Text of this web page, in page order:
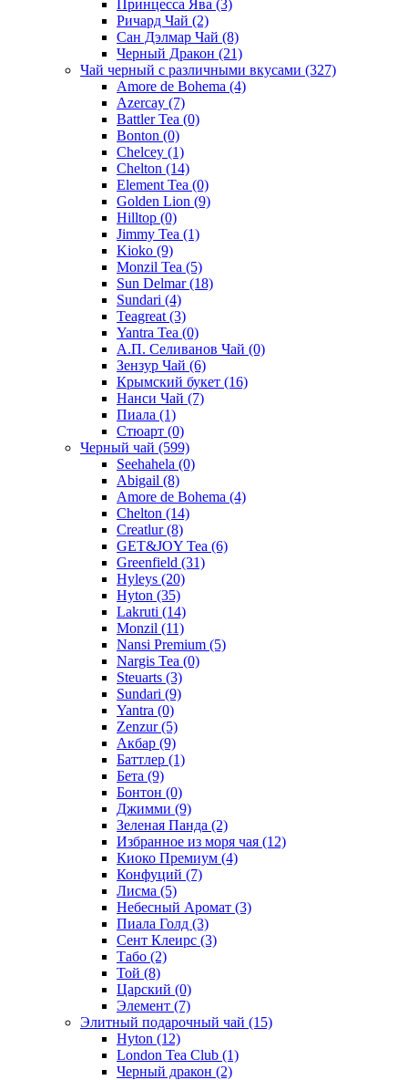
Принцесса Ява (3)
Ричард Чай (2)
Сан Дэлмар Чай (8)
Черный Дракон (21)
Чай черный с различными вкусами (327)
Amore de Bohema (4)
Azercay (7)
Battler Tea (0)
Bonton (0)
Chelcey (1)
Chelton (14)
Element Tea (0)
Golden Lion (9)
Hilltop (0)
Jimmy Tea (1)
Kioko (9)
Monzil Tea (5)
Sun Delmar(18)
Sundari (4)
Teagreat (3)
Yantra Tea (0)
А.П. Селиванов Чай (0)
Зензур Чай (6)
Крымский букет (16)
Нанси Чай (7)
Пиала (1)
Стюарт (0)
Черный чай (599)
Seehahela (0)
Abigail (8)
Amore de Bohema (4)
Chelton (14)
Creatlur(8)
GET&JOY Tea (6)
Greenfield (31)
Hyleys (20)
Hyton (35)
Lakruti (14)
Monzil (11)
Nansi Premium (5)
Nargis Tea (0)
Steuarts (3)
Sundari (9)
Yantra (0)
Zenzur(5)
Акбар (9)
Баттлер (1)
Бета (9)
Бонтон (0)
Джимми (9)
Зеленая Панда (2)
Избранное из моря чая (12)
Киоко Премиум (4)
Конфуций (7)
Лисма (5)
Небесный Аромат (3)
Пиала Голд (3)
Сент Клеирс (3)
Табо (2)
Той (8)
Царский (0)
Элемент (7)
Элитный подарочный чай (15)
Hyton (12)
London Tea Club (1)
Черный дракон (2)